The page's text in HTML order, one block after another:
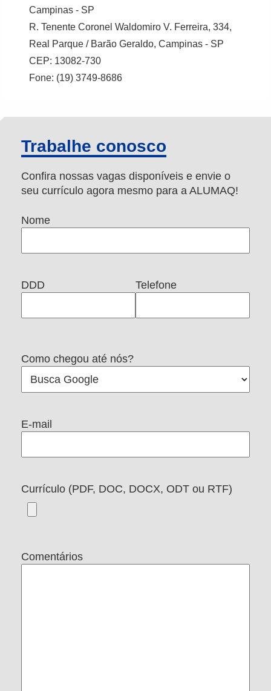
Campinas - SP
R. Tenente Coronel Waldomiro V. Ferreira, 334,
Real Parque / Barão Geraldo, Campinas - SP
CEP: 13082-730
Fone: (19) 3749-8686
Trabalhe conosco
Confira nossas vagas disponíveis e envie o
seu currículo agora mesmo para a ALUMAQ!
Nome
DDD Telefone
Como chegou até nós?
E-mail
Currículo (PDF, DOC, DOCX, ODT ou RTF)
Comentários